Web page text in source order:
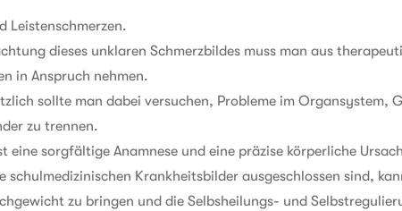
Leistenschmerzen.
dieses unklaren Schmerzbildes muss man aus
in Anspruch nehmen.
sollte man dabei versuchen, Probleme im Organsystem,
zu trennen.
eine sorgfältige Anamnese und eine präzise körperliche
schulmedizinischen Krankheitsbilder ausgeschlossen sind,
zu bringen und die Selbsheilungs- und